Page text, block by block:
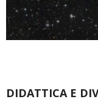
DIDATTICA E